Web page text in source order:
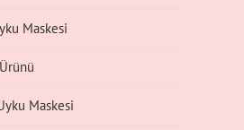
Maskesi
Maskesi